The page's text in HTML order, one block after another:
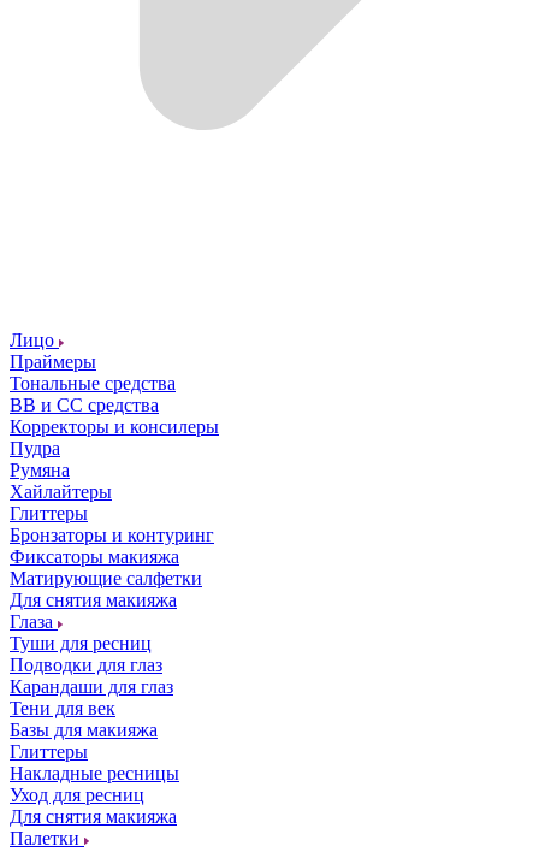
Лицо
Праймеры
Тональные средства
ВВ и СС средства
Корректоры и консилеры
Пудра
Румяна
Хайлайтеры
Глиттеры
Бронзаторы и контуринг
Фиксаторы макияжа
Матирующие салфетки
Для снятия макияжа
Глаза
Туши для ресниц
Подводки для глаз
Карандаши для глаз
Тени для век
Базы для макияжа
Глиттеры
Накладные ресницы
Уход для ресниц
Для снятия макияжа
Палетки